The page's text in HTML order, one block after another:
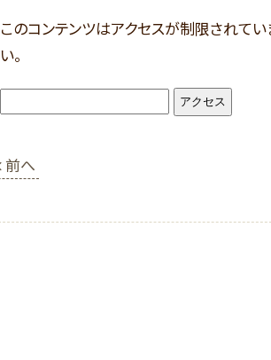
このコンテンツはアクセスが制限されて
い。
前へ